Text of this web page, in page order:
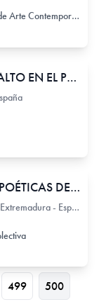
Otro evento no exclusivo de Arte Contemporáneo
EXPOSICIÓN "UN ALTO EN EL PROCESO"
RESIDENCIA "GEOPOÉTICAS DE LA DERIVA"
Comunidad Autónoma de Extremadura - España
499 500